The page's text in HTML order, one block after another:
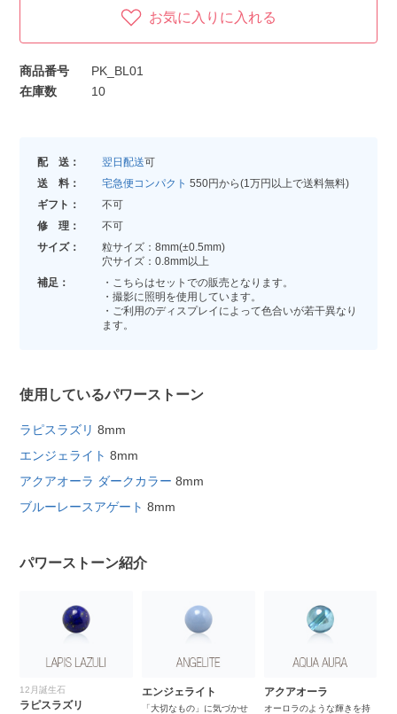
お気に入りに入れる
商品番号
PK_BL01
在庫数
10
配 送： 翌日配送可
送 料：
宅急便コンパクト 550円から(1万円以上で送料無料)
ギフト：
不可
修 理：
不可
サイズ：
粒サイズ：8mm(±0.5mm)
穴サイズ：0.8mm以上
補足：
・こちらはセットでの販売となります。
・撮影に照明を使用しています。
・ご利用のディスプレイによって色合いが若干異なり
ます。
使用しているパワーストーン
ラピスラズリ 8mm
エンジェライト 8mm
アクアオーラ ダークカラー 8mm
ブルーレースアゲート 8mm
パワーストーン紹介
12月誕生石
ラピスラズリ
エンジェライト
「大切なもの」に気づかせ
アクアオーラ
オーロラのような輝きを持